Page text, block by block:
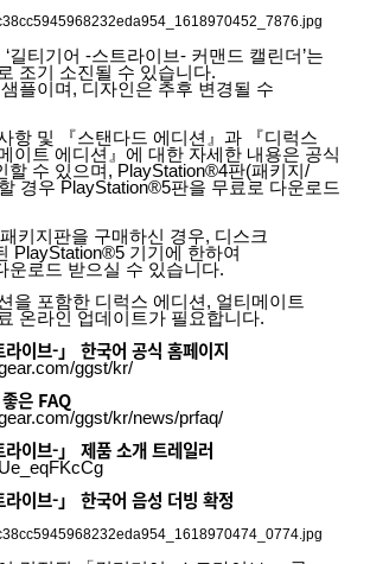
길티기어 -스트라이브- 커맨드 캘린더’는
조기 소진될 수 있습니다.
플이며, 디자인은 추후 변경될 수
항 및 『스탠다드 에디션』과 『디럭스
이트 에디션』에 대한 자세한 내용은 공식
할 수 있으며, PlayStation®4판(패키지/
경우 PlayStation®5판을 무료로 다운로드
키지판을 구매하신 경우, 디스크
PlayStation®5 기기에 한하여
운로드 받으실 수 있습니다.
을 포함한 디럭스 에디션, 얼티메이트
온라인 업데이트가 필요합니다.
이브-」 한국어 공식 홈페이지
ggst/kr/
은 FAQ
ggst/kr/news/prfaq/
이브-」 제품 소개 트레일러
이브-」 한국어 음성 더빙 확정